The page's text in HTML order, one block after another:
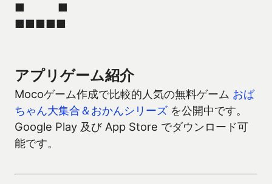
■ ■
■■■■■
アプリゲーム紹介
Mocoゲーム作成で比較的人気の無料ゲーム おば
ちゃん大集合＆おかんシリーズ を公開中です。
Google Play 及び App Store でダウンロード可
能です。